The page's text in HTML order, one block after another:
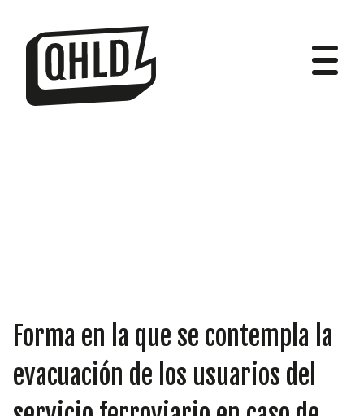
INICIATIVAS
Forma en la que se contempla la
evacuación de los usuarios del